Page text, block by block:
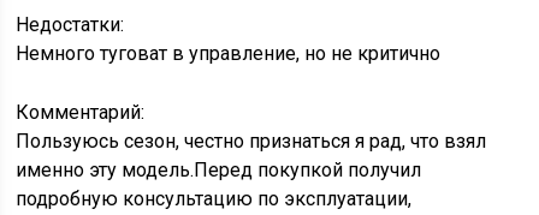
Недостатки:
Немного туговат в управление, но не критично
Комментарий:
Пользуюсь сезон, честно признаться я рад, что взял
именно эту модель.Перед покупкой получил
подробную консультацию по эксплуатации,